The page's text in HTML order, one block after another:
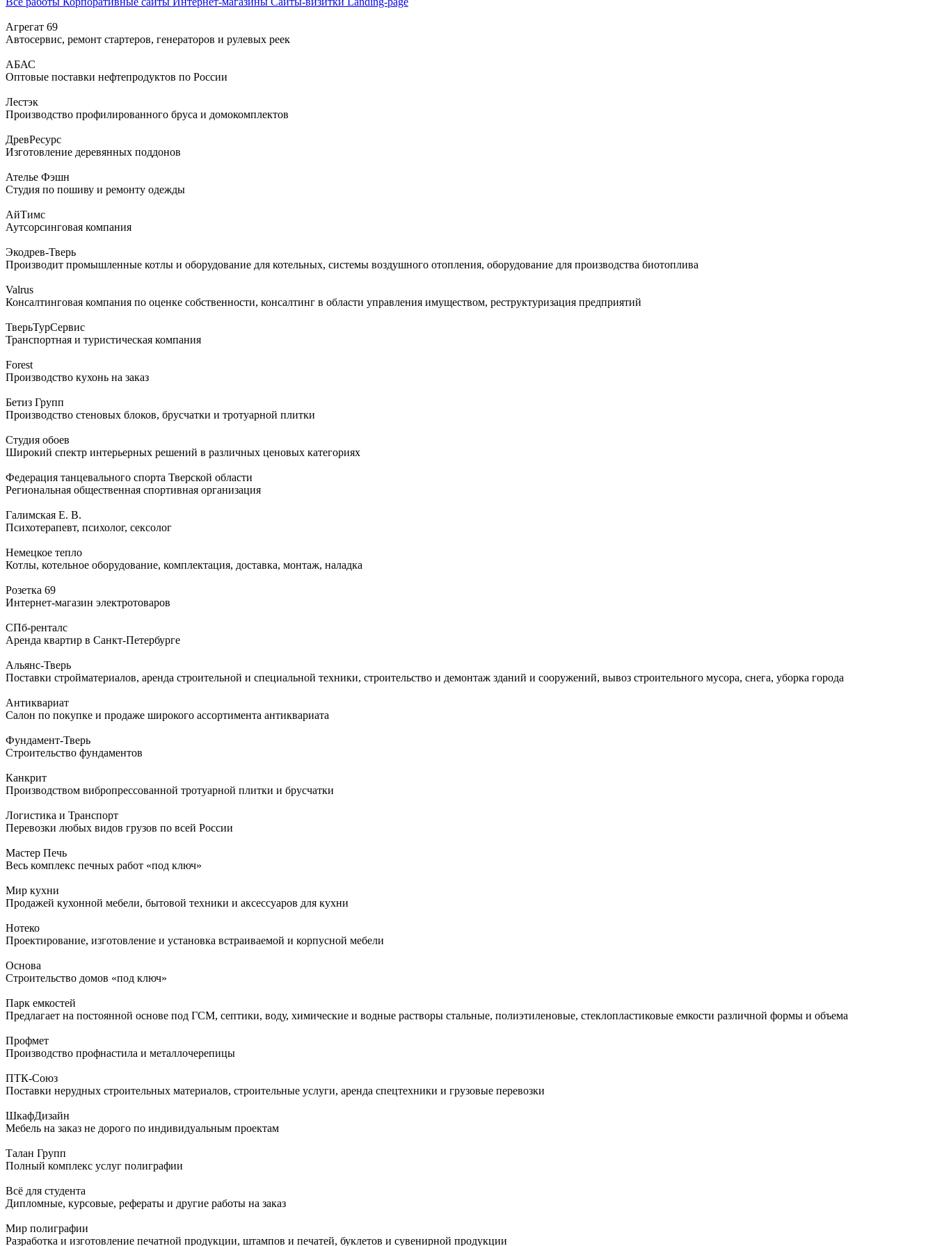
Агрегат 69
Автосервис, ремонт стартеров, генераторов и рулевых реек
АБАС
Оптовые поставки нефтепродуктов по России
Лестэк
Производство профилированного бруса и домокомплектов
ДревРесурс
Изготовление деревянных поддонов
Ателье Фэшн
Студия по пошиву и ремонту одежды
АйТимс
Аутсорсинговая компания
Экодрев-Тверь
Производит промышленные котлы и оборудование для котельных, системы воздушного отопления, оборудование для производства биотоплива
Valrus
Консалтинговая компания по оценке собственности, консалтинг в области управления имуществом, реструктуризация предприятий
ТверьТурСервис
Транспортная и туристическая компания
Forest
Производство кухонь на заказ
Бетиз Групп
Производство стеновых блоков, брусчатки и тротуарной плитки
Студия обоев
Широкий спектр интерьерных решений в различных ценовых категориях
Федерация танцевального спорта Тверской области
Региональная общественная спортивная организация
Галимская Е. В.
Психотерапевт, психолог, сексолог
Немецкое тепло
Котлы, котельное оборудование, комплектация, доставка, монтаж, наладка
Розетка 69
Интернет-магазин электротоваров
СПб-ренталс
Аренда квартир в Санкт-Петербурге
Альянс-Тверь
Поставки стройматериалов, аренда строительной и специальной техники, строительство и демонтаж зданий и сооружений, вывоз строительного мусора, снега, уборка города
Антиквариат
Салон по покупке и продаже широкого ассортимента антиквариата
Фундамент-Тверь
Строительство фундаментов
Канкрит
Производством вибропрессованной тротуарной плитки и брусчатки
Логистика и Транспорт
Перевозки любых видов грузов по всей России
Мастер Печь
Весь комплекс печных работ «под ключ»
Мир кухни
Продажей кухонной мебели, бытовой техники и аксессуаров для кухни
Нотеко
Проектирование, изготовление и установка встраиваемой и корпусной мебели
Основа
Строительство домов «под ключ»
Парк емкостей
Предлагает на постоянной основе под ГСМ, септики, воду, химические и водные растворы стальные, полиэтиленовые, стеклопластиковые емкости различной формы и объема
Профмет
Производство профнастила и металлочерепицы
ПТК-Союз
Поставки нерудных строительных материалов, строительные услуги, аренда спецтехники и грузовые перевозки
ШкафДизайн
Мебель на заказ не дорого по индивидуальным проектам
Талан Групп
Полный комплекс услуг полиграфии
Всё для студента
Дипломные, курсовые, рефераты и другие работы на заказ
Мир полиграфии
Разработка и изготовление печатной продукции, штампов и печатей, буклетов и сувенирной продукции